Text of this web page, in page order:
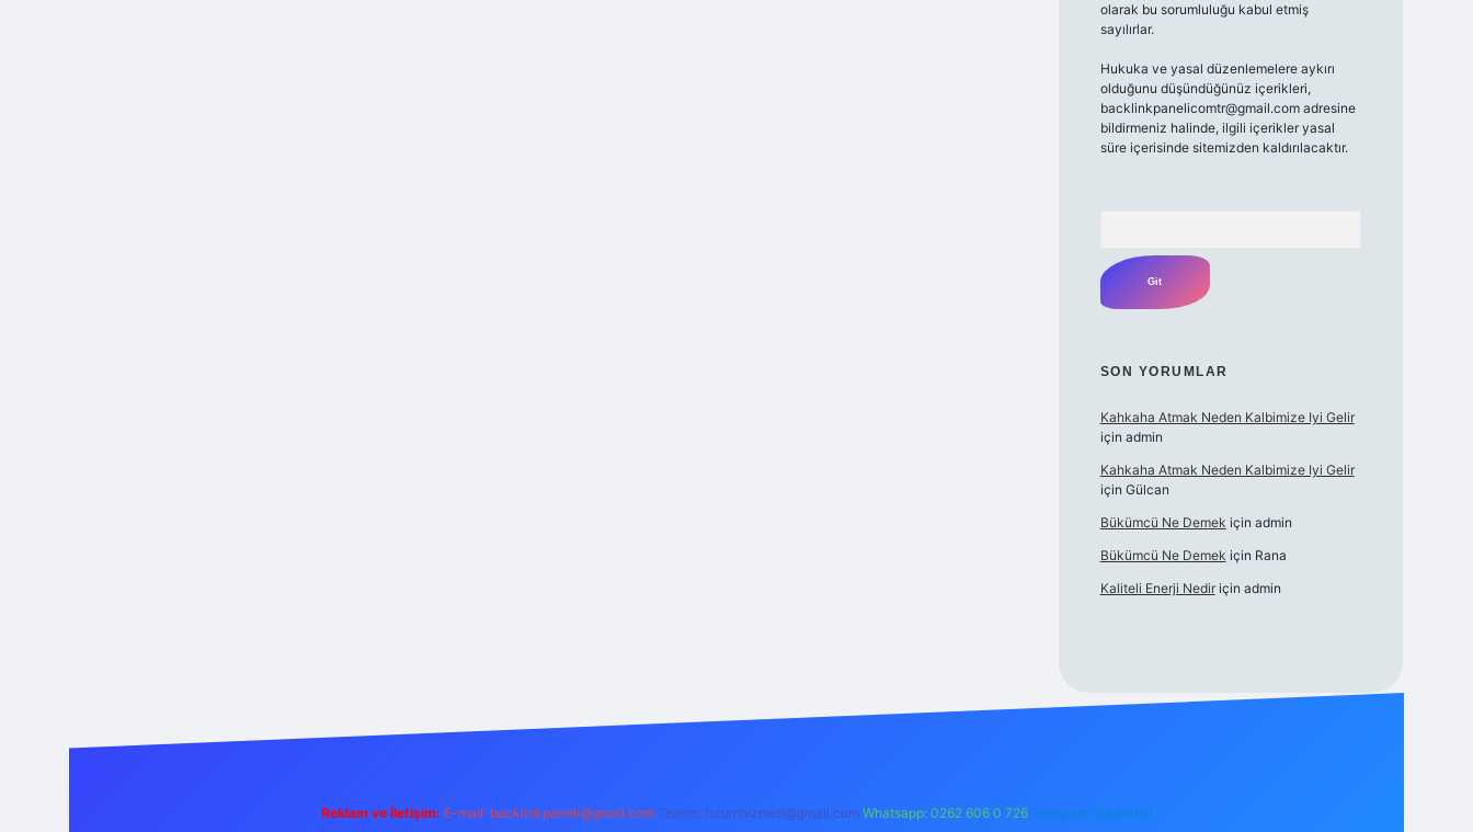
olarak bu sorumluluğu kabul etmiş
sayılırlar.
Hukuka ve yasal düzenlemelere aykırı
olduğunu düşündüğünüz içerikleri,
backlinkpanelicomtr@gmail.comadresine
bildirmeniz halinde, ilgili içerikler yasal
süre içerisinde sitemizden kaldırılacaktır.
SON YORUMLAR
Kahkaha Atmak Neden Kalbimize Iyi Gelir
için admin
Kahkaha Atmak Neden Kalbimize Iyi Gelir
için Gülcan
Bükümcü Ne Demek için admin
Bükümcü Ne Demek için Rana
Kaliteli Enerji Nediriçin admin
Reklam ve İletişim: E-mail: backlinkpaneli@gmail.com Teams: forumhizmeti@gmail.com Whatsapp: 0262 606 0 726 Telegram: @karabul